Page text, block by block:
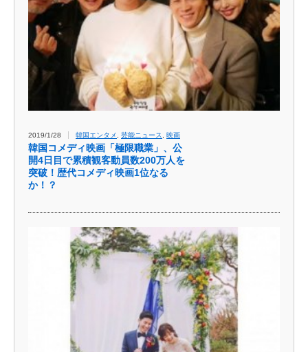
2019/1/28 韓国エンタメ 芸能ニュース 映画
韓国コメディ映画「極限職業」、公
開4日目で累積観客動員数200万人を
突破！歴代コメディ映画1位なる
か！？